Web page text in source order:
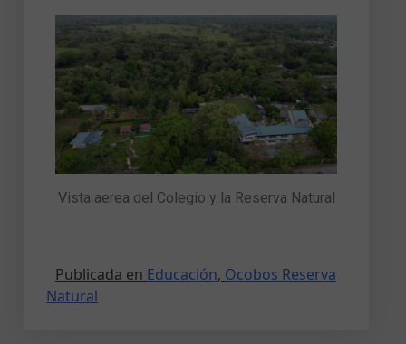
Vista aerea del Colegio y la Reserva Natural
Publicada en Educación, Ocobos Reserva
Natural